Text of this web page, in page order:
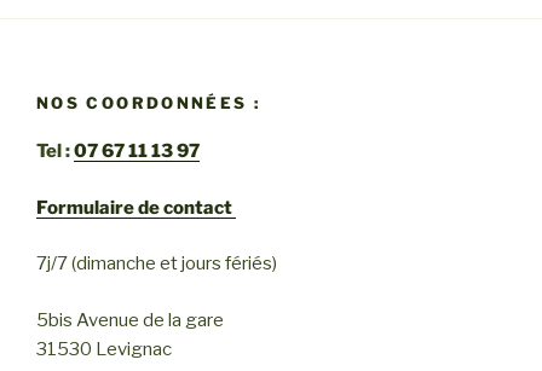
NOS COORDONNÉES :
Tel :07 67 11 13 97
Formulaire de contact
7j/7 (dimanche et jours fériés)
5bis Avenue de la gare
31530 Levignac